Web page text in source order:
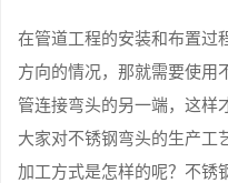
在管道工程的安装和布置过
方向的情况，那就需要使用
管连接弯头的另一端，这样
大家对不锈钢弯头的生产工
加工方式是怎样的呢？不锈